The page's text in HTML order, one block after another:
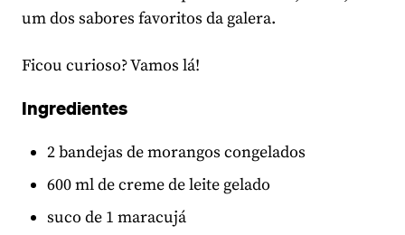
um dos sabores favoritos da galera.
Ficou curioso? Vamos lá!
Ingredientes
2 bandejas de morangos congelados
600 ml de creme de leite gelado
suco de 1 maracujá